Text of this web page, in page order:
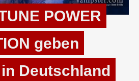
POWER
geben
Deutschland